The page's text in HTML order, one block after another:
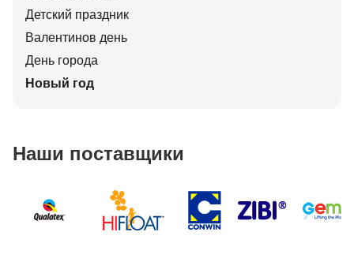
Детский праздник
Валентинов день
День города
Новый год
Наши поставщики